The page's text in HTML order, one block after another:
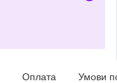
Оплата Умови